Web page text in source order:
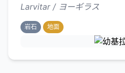
Larvitar / ヨーギラス
岩石 地面